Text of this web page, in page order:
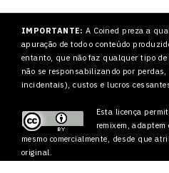
IMPORTANTE: A Coined preza a
apuração de todo o conteúdo
entanto, que não faz qualquer tipo de
não se responsabilizando por
incidentais), custos e lucros
Esta licença
remixem, adaptem
mesmo comercialmente, desde que
original.